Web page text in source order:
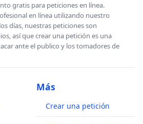
gratis para peticiones en línea.
en línea utilizando nuestro
días, nuestras peticiones son
así que crear una petición es una
ante el publico y los tomadores de
Más
Crear una petición